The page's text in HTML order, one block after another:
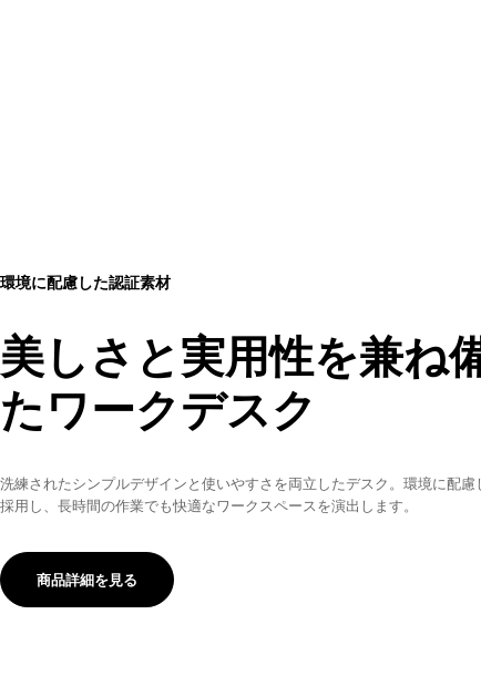
環境に配慮した認証素材
美しさと実用性を兼ね
たワークデスク
洗練されたシンプルデザインと使いやすさを両立したデスク。環境に配慮
採用し、長時間の作業でも快適なワークスペースを演出します。
商品詳細を見る